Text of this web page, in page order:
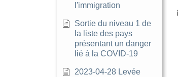
l'immigration
Sortie du niveau 1 de
la liste des pays
présentant un danger
lié à la COVID-19
2023-04-28 Levée